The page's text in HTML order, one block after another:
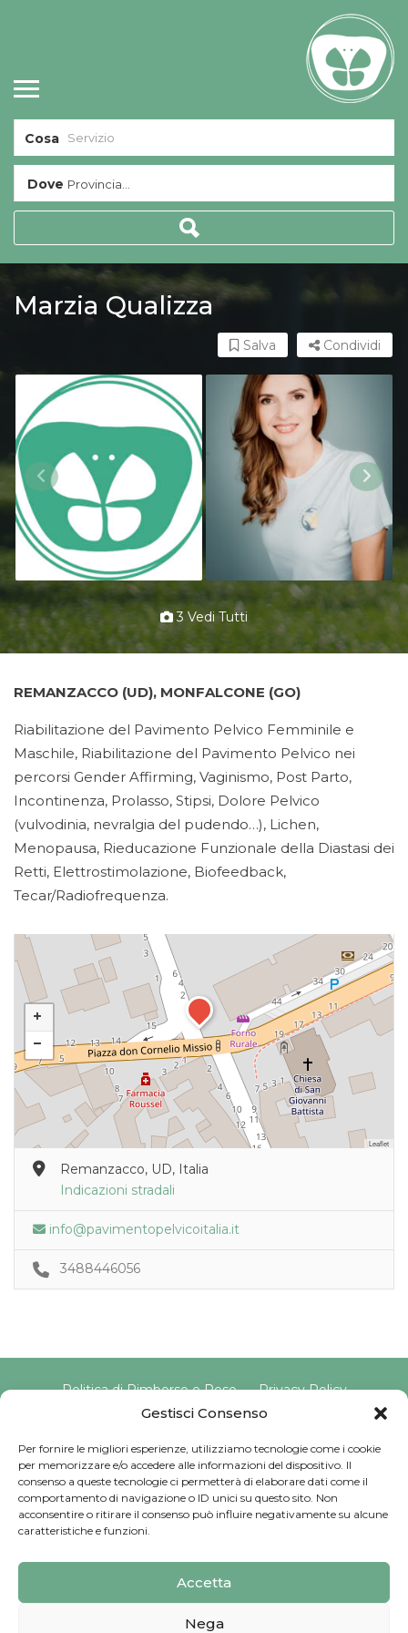
Gestisci Consenso
Per fornire le migliori esperienze, utilizziamo tecnologie come i cookie
per memorizzare e/o accedere alle informazioni del dispositivo. Il
consenso a queste tecnologie ci permetterà di elaborare dati come il
comportamento di navigazione o ID unici su questo sito. Non
acconsentire o ritirare il consenso può influire negativamente su alcune
caratteristiche e funzioni.
Accetta
Nega
Cosa
Dove Provincia...
Marzia Qualizza
Condividi
Salva
3 Vedi Tutti
REMANZACCO (UD), MONFALCONE (GO)
Riabilitazione del Pavimento Pelvico Femminile e
Maschile, Riabilitazione del Pavimento Pelvico nei
percorsi Gender Affirming, Vaginismo, Post Parto,
Incontinenza, Prolasso, Stipsi, Dolore Pelvico
(vulvodinia, nevralgia del pudendo…), Lichen,
Menopausa, Rieducazione Funzionale della Diastasi dei
Retti, Elettrostimolazione, Biofeedback,
Tecar/Radiofrequenza.
Leaflet
Remanzacco, UD, Italia
Indicazioni stradali
info@pavimentopelvicoitalia.it
3488446056
Politica di Rimborso e Reso
Privacy Policy
Cookie Policy
Copyright © 2025 Pavimento Pelvico Italia beAPPI srl |
Indirizzo: Via Cassia 1827 Int. A, 00123 Roma (RM) |
P.IVA: 16569171008 | Email PEC:
pavimentopelvicoitalia@pec.it | Codice Univoco: